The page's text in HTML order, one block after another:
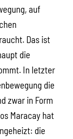
auf
Das ist
die
In letzter
die
zwar in Form
Maracay hat
die